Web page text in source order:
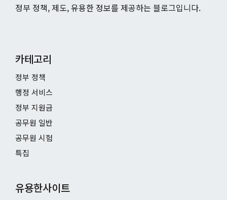
정부 정책, 제도, 유용한 정보를 제공하는 블로그입니다.
카테고리
정부 정책
행정 서비스
정부 지원금
공무원 일반
공무원 시험
특집
유용한사이트